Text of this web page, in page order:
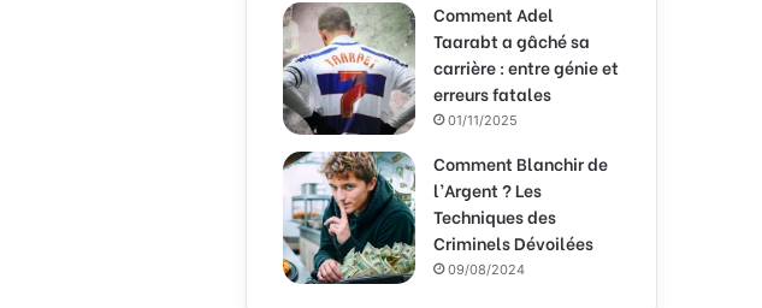
Comment Adel
Taarabt a gâché sa
carrière : entre génie et
erreurs fatales
01/11/2025
Comment Blanchir de
l’Argent ? Les
Techniques des
Criminels Dévoilées
09/08/2024